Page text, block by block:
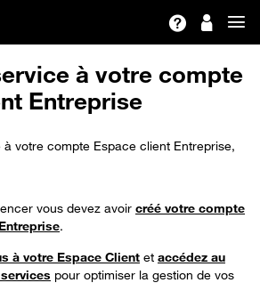
à votre compte
Entreprise
votre compte Espace client Entreprise,
vous devez avoir créé votre compte
.
à votre Espace Client et accédez au
pour optimiser la gestion de vos